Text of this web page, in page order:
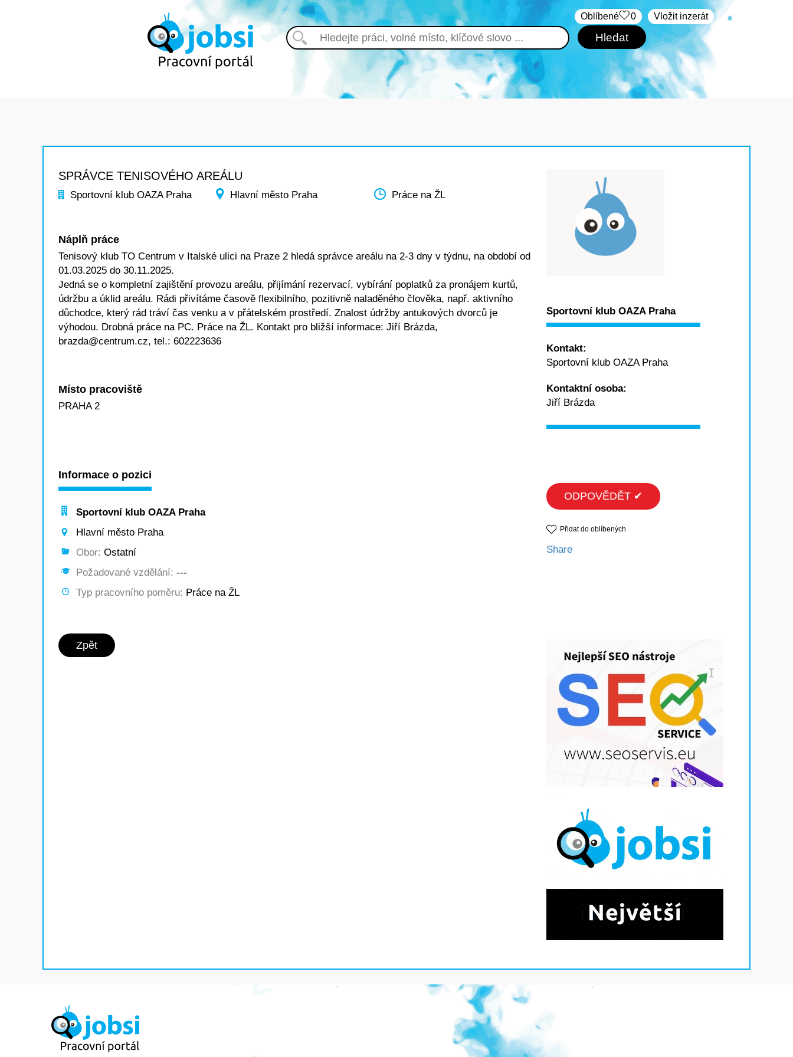
Vložit inzerát
Oblíbené 0
SPRÁVCE TENISOVÉHO AREÁLU
Sportovní klub OAZA Praha Hlavní město Praha Práce na ŽL
Náplň práce
Tenisový klub TO Centrum v Italské ulici na Praze 2 hledá správce areálu na 2-3 dny v týdnu, na období od
01.03.2025 do 30.11.2025.
Jedná se o kompletní zajištění provozu areálu, přijímání rezervací, vybírání poplatků za pronájem kurtů,
údržbu a úklid areálu. Rádi přivítáme časově flexibilního, pozitivně naladěného člověka, např. aktivního
důchodce, který rád tráví čas venku a v přátelském prostředí. Znalost údržby antukových dvorců je
výhodou. Drobná práce na PC. Práce na ŽL. Kontakt pro bližší informace: Jiří Brázda,
brazda@centrum.cz, tel.: 602223636
Místo pracoviště
PRAHA 2
Informace o pozici
Sportovní klub OAZA Praha
Hlavní město Praha
Obor: Ostatní
Požadované vzdělání: ---
Typ pracovního poměru: Práce na ŽL
Zpět
Sportovní klub OAZA Praha
Kontakt:
Sportovní klub OAZA Praha
Kontaktní osoba:
Jiří Brázda
ODPOVĚDĚT ✔
Přidat do oblíbených
Share